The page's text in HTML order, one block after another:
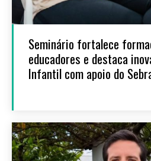
Seminário fortalece
educadores e destaca
Infantil com apoio do